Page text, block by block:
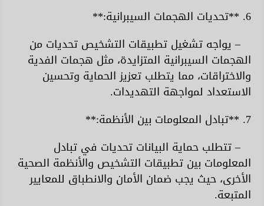
6. **تحديات الهجمات السيبرانية:**
– يواجه تشغيل تطبيقات التشخيص تحديات من
الهجمات السيبرانية المتزايدة، مثل هجمات الفدية
والاختراقات، مما يتطلب تعزيز الحماية وتحسين
الاستعداد لمواجهة التهديدات.
7. **تبادل المعلومات بين الأنظمة:**
– تتطلب حماية البيانات تحديات في تبادل
المعلومات بين تطبيقات التشخيص والأنظمة الصحية
الأخرى، حيث يجب ضمان الأمان والانطباق للمعايير
المتبعة.